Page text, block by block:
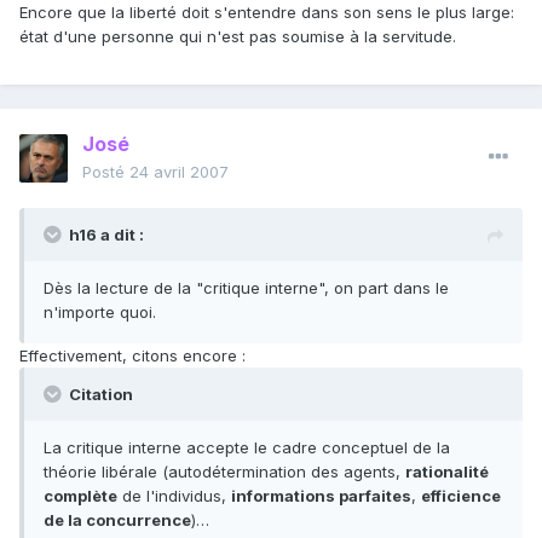
Encore que la liberté doit s'entendre dans son sens le plus large:
état d'une personne qui n'est pas soumise à la servitude.
José
Posté 24 avril 2007
h16 a dit :
Dès la lecture de la "critique interne", on part dans le
n'importe quoi.
Effectivement, citons encore :
Citation
La critique interne accepte le cadre conceptuel de la
théorie libérale (autodétermination des agents, rationalité
complète de l'individus, informations parfaites, efficience
de la concurrence)…